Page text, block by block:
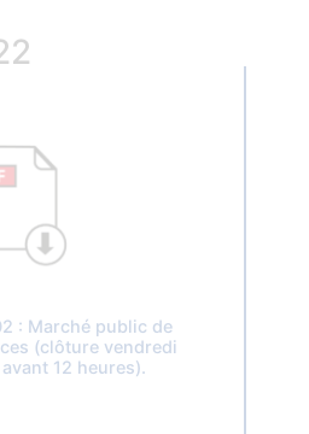
: Marché public de
(clôture vendredi
12 heures).